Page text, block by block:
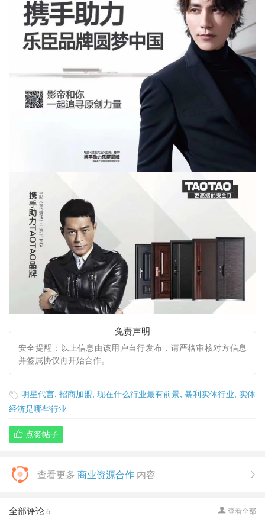
免责声明
安全提醒：以上信息由该用户自行发布，请严格审核对方信息
并签属协议再开始合作。
 明星代言, 招商加盟, 现在什么行业最有前景, 暴利实体行业, 实体
经济是哪些行业
 点赞帖子
查看更多 商业资源合作 内容 
 查看全部
全部评论 5